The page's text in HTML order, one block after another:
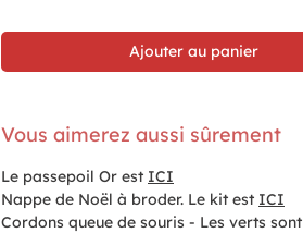
Ajouter au panier
Vous aimerez aussi sûrement
Le passepoil Or est ICI
Nappe de Noël à broder. Le kit est ICI
Cordons queue de souris - Les verts sont